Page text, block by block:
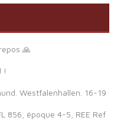
🙏
!
Westfalenhallen. 16-19
856, époque 4-5, REE Ref